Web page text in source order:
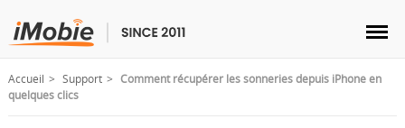
Accueil Support
Comment récupérer les sonneries depuis iPhone en
quelques clics